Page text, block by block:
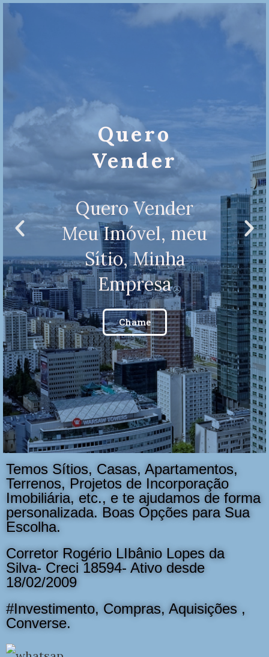
Quero
Vender
Quero Vender
Meu Imóvel, meu
Sítio, Minha
Empresa
Chame
Temos Sítios, Casas, Apartamentos,
Terrenos, Projetos de Incorporação
Imobiliária, etc., e te ajudamos de forma
personalizada. Boas Opções para Sua
Escolha.
Corretor Rogério LIbânio Lopes da
Silva- Creci 18594- Ativo desde
18/02/2009
#Investimento, Compras, Aquisições ,
Converse.